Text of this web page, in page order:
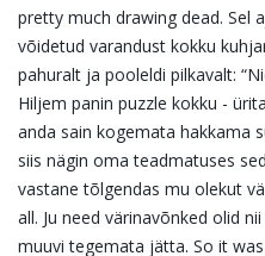
pretty much drawing dead. Sel
võidetud varandust kokku
pahuralt ja pooleldi pilkavalt:
Hiljem panin puzzle kokku -
anda sain kogemata hakkama
siis nägin oma teadmatuses
vastane tõlgendas mu olekut
all. Ju need värinavõnked olid
muuvi tegemata jätta. So it